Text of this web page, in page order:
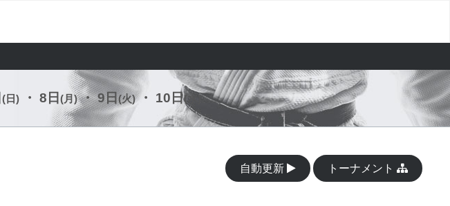
(日)・ 8日 (月)・ 9日 (火)・ 10日(水)
自動更新 トーナメント